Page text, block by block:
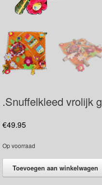
.Snuffelkleed vrolijk
€49.95
Op voorraad
vrolijkToevoegen aan winkelwagen